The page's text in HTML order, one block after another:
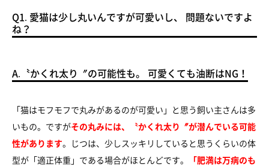
Q1. 愛猫は少し丸いんですが可愛いし、 問題ないですよ
ね？
A.〝かくれ太り〞の可能性も。 可愛くても油断はNG！
「猫はモフモフで丸みがあるのが可愛い」と思う飼い主さんは多
いもの。ですがその丸みには、〝かくれ太り〞が潜んでいる可能
性があります。じつは、少しスッキリしていると思うくらいの体
型が「適正体重」である場合がほとんどです。
「肥満は万病のも